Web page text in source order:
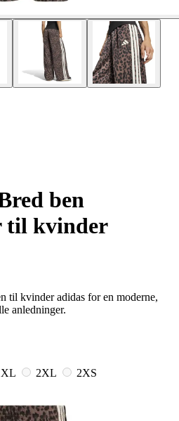
ben
til kvinder
til kvinder adidas for en moderne,
anledninger.
XL 2XL
2XS